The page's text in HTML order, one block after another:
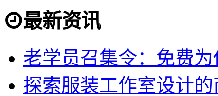
最新资讯
老学员召集令：免费
探索服装工作室设计